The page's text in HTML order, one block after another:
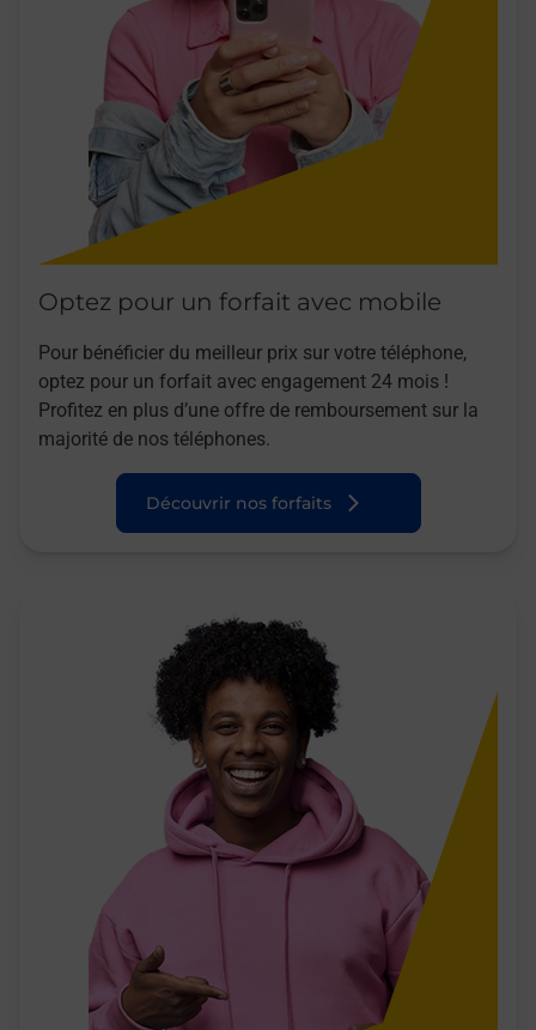
Optez pour un forfait avec mobile
Pour bénéficier du meilleur prix sur votre téléphone,
optez pour un forfait avec engagement 24 mois !
Profitez en plus d’une offre de remboursement sur la
majorité de nos téléphones.
Découvrir nos forfaits